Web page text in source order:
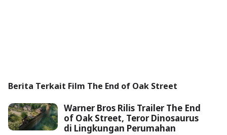
Berita Terkait Film The End of Oak Street
Warner Bros Rilis Trailer The End
of Oak Street, Teror Dinosaurus
di Lingkungan Perumahan